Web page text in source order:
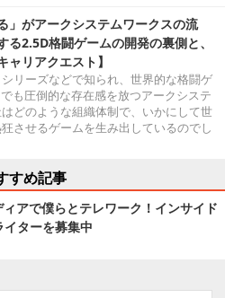
」がアークシステムワークスの流
る2.5D格闘ゲームの開発の裏側と、
ャリアクエスト】
シリーズなどで知られ、世界的な格闘ゲ
も圧倒的な存在感を放つアークシステ
どのような組織体制で、いかにして世
させるゲームを生み出しているのでし
すめ記事
ィアで僕らとテレワーク！インサイド
ターを募集中